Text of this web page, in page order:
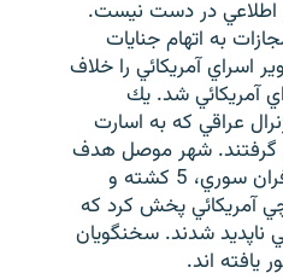
كشته شدند. از سرنوشت 12 سرباز ديگر اطلاعي در دست نيست.
به اتهام جنايات
اسراي آمريكائي را خلاف
آمريكائي شد. يك
عراقي كه به اسارت
گرفتند. شهر موصل هدف
بمباران تازه قرار گرفت. اصابت يك موشك آمريكا به يك اتوبوس حامل مسافران سوري، 5 كشته و
آمريكائي پخش كرد كه
ناپديد شدند. سخنگويان
يافته اند.